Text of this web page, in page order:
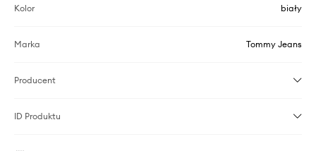
Kolor biały
Marka Tommy Jeans
Producent
ID Produktu